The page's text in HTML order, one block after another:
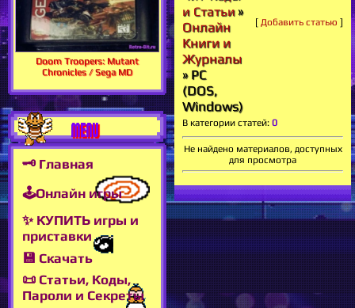
Doom Troopers: Mutant
Chronicles / Sega MD
MENU
🗝 Главная
🕹Онлайн игры
✨ КУПИТЬ игры и
приставки
💾 Скачать
📜 Статьи, Коды,
Пароли и Секреты
и Статьи»
Онлайн
Книги и
Журналы
» PC
(DOS,
Windows)
[ Добавить статью ]
В категории статей: 0
Не найдено материалов, доступных
для просмотра